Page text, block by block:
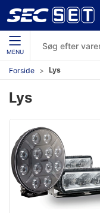
MENU
Forside Lys
Lys